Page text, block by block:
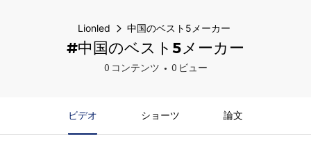
Lionled 中国のベスト5メーカー
#中国のベスト5メーカー
0 コンテンツ 0 ビュー
ビデオ ショーツ 論文